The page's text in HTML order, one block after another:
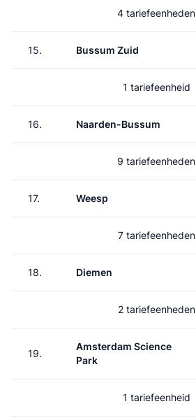
4 tariefeenheden
15. Bussum Zuid
1 tariefeenheid
16. Naarden-Bussum
9 tariefeenheden
17. Weesp
7 tariefeenheden
18. Diemen
2 tariefeenheden
19.
Amsterdam Science
Park
1 tariefeenheid